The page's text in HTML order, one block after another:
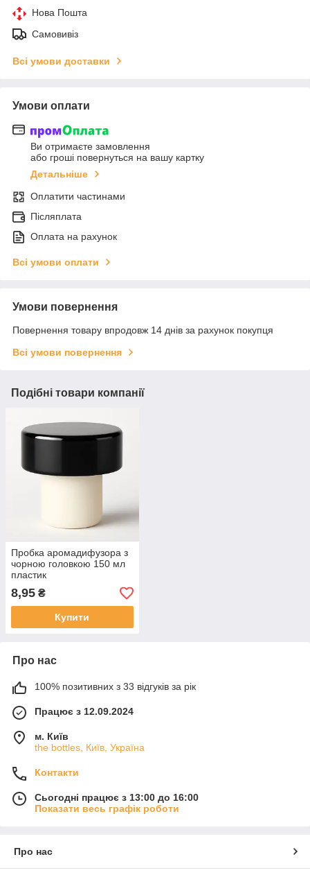
Нова Пошта
Самовивіз
Всі умови доставки
Умови оплати
Ви отримаєте замовлення
або гроші повернуться на вашу картку
Детальніше
Оплатити частинами
Післяплата
Оплата на рахунок
Всі умови оплати
Умови повернення
Повернення товару впродовж 14 днів за рахунок покупця
Всі умови повернення
Подібні товари компанії
Пробка аромадифузора з
чорною головкою 150 мл
пластик
8,95 ₴
Купити
Про нас
100% позитивних з 33 відгуків за рік
Працює з 12.09.2024
м. Київ
the bottles, Київ, Україна
Контакти
Сьогодні працює з 13:00 до 16:00
Показати весь графік роботи
Про нас